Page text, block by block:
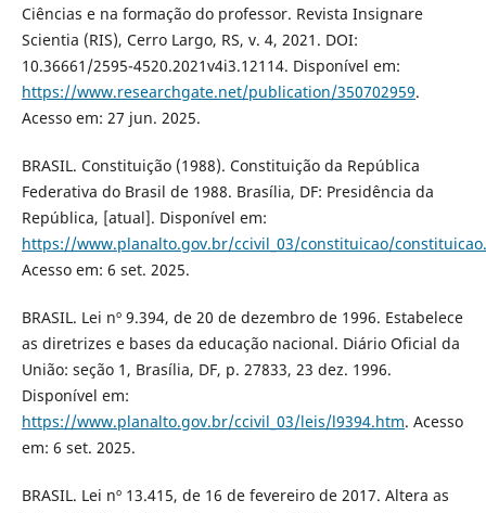
Ciências e na formação do professor. Revista Insignare
Scientia (RIS), Cerro Largo, RS, v. 4, 2021. DOI:
10.36661/2595-4520.2021v4i3.12114. Disponível em:
https://www.researchgate.net/publication/350702959.
Acesso em: 27 jun. 2025.
BRASIL. Constituição (1988). Constituição da República
Federativa do Brasil de 1988. Brasília, DF: Presidência da
República, [atual]. Disponível em:
https://www.planalto.gov.br/ccivil_03/constituicao/
Acesso em: 6 set. 2025.
BRASIL. Lei nº 9.394, de 20 de dezembro de 1996. Estabelece
as diretrizes e bases da educação nacional. Diário Oficial da
União: seção 1, Brasília, DF, p. 27833, 23 dez. 1996.
Disponível em:
https://www.planalto.gov.br/ccivil_03/leis/l9394.htm. Acesso
em: 6 set. 2025.
BRASIL. Lei nº 13.415, de 16 de fevereiro de 2017. Altera as